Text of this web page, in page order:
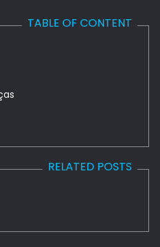
TABLE OF CONTENT
RELATED POSTS